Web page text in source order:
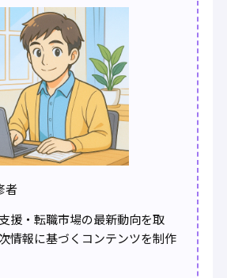
者
援・転職市場の最新動向を取
情報に基づくコンテンツを制作